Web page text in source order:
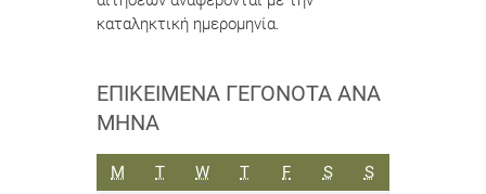
καταληκτική ημερομηνία.
ΕΠΙΚΕΊΜΕΝΑ ΓΕΓΟΝΌΤΑ ΑΝΆ
ΜΉΝΑ
M ΔΕΥΤΈΡΑ
TΤΡΊΤΗ
WΤΕΤΆΡΤΗ
TΠΈΜΠΤΗ
FΠΑΡΑΣΚΕΥΉ
SΣΆΒΒΑΤΟ
SΚΥΡΙΑΚΉ